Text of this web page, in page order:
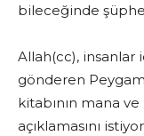
bileceğinde
Allah(cc), insanlar
gönderen
kitabının mana
açıklamasını